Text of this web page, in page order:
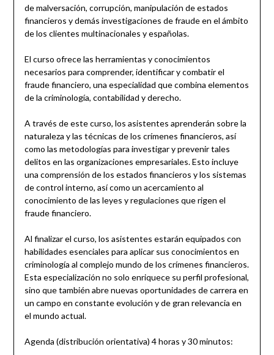
de malversación, corrupción, manipulación de estados
financieros y demás investigaciones de fraude en el ámbito
de los clientes multinacionales y españolas.
El curso ofrece las herramientas y conocimientos
necesarios para comprender, identificar y combatir el
fraude financiero, una especialidad que combina elementos
de la criminología, contabilidad y derecho.
A través de este curso, los asistentes aprenderán sobre la
naturaleza y las técnicas de los crímenes financieros, así
como las metodologías para investigar y prevenir tales
delitos en las organizaciones empresariales. Esto incluye
una comprensión de los estados financieros y los sistemas
de control interno, así como un acercamiento al
conocimiento de las leyes y regulaciones que rigen el
fraude financiero.
Al finalizar el curso, los asistentes estarán equipados con
habilidades esenciales para aplicar sus conocimientos en
criminología al complejo mundo de los crímenes financieros.
Esta especialización no solo enriquece su perfil profesional,
sino que también abre nuevas oportunidades de carrera en
un campo en constante evolución y de gran relevancia en
el mundo actual.
Agenda (distribución orientativa) 4 horas y 30 minutos: